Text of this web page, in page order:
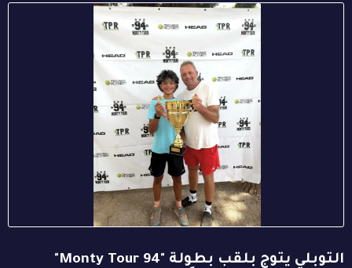
التوبلي يتوج بلقب بطولة "94 Monty Tour"